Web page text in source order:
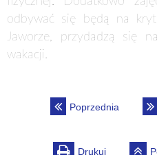
odbywać się będą na
Jaworze, przydadzą się
wakacji.
Poprzednia
Drukuj